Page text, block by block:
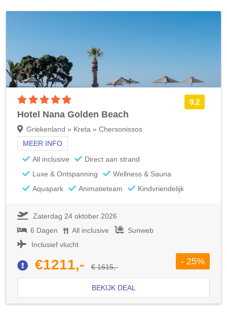
9.2
Hotel Nana Golden Beach
Griekenland » Kreta » Chersonissos
MEER INFO
All inclusive
Direct aan strand
Luxe & Ontspanning
Wellness & Sauna
Aquapark
Animatieteam Kindvriendelijk
Zaterdag 24 oktober 2026
6 Dagen
All inclusive
Sunweb
Inclusief vlucht
€1211,- € 1615,-
- 25%
BEKIJK DEAL